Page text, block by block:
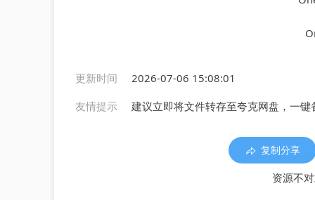
更新时间
2026-07-06 15:08:01
友情提示
建议立即将文件转存至夸克网盘，一
复制分享
资源不